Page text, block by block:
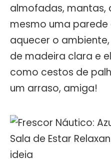
almofadas, mantas,
mesmo uma parede
aquecer o
de madeira clara e
como cestos de
um arraso, amiga!